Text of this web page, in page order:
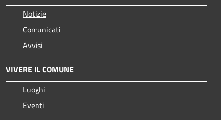
Notizie
Comunicati
Avvisi
VIVERE IL COMUNE
Luoghi
Eventi